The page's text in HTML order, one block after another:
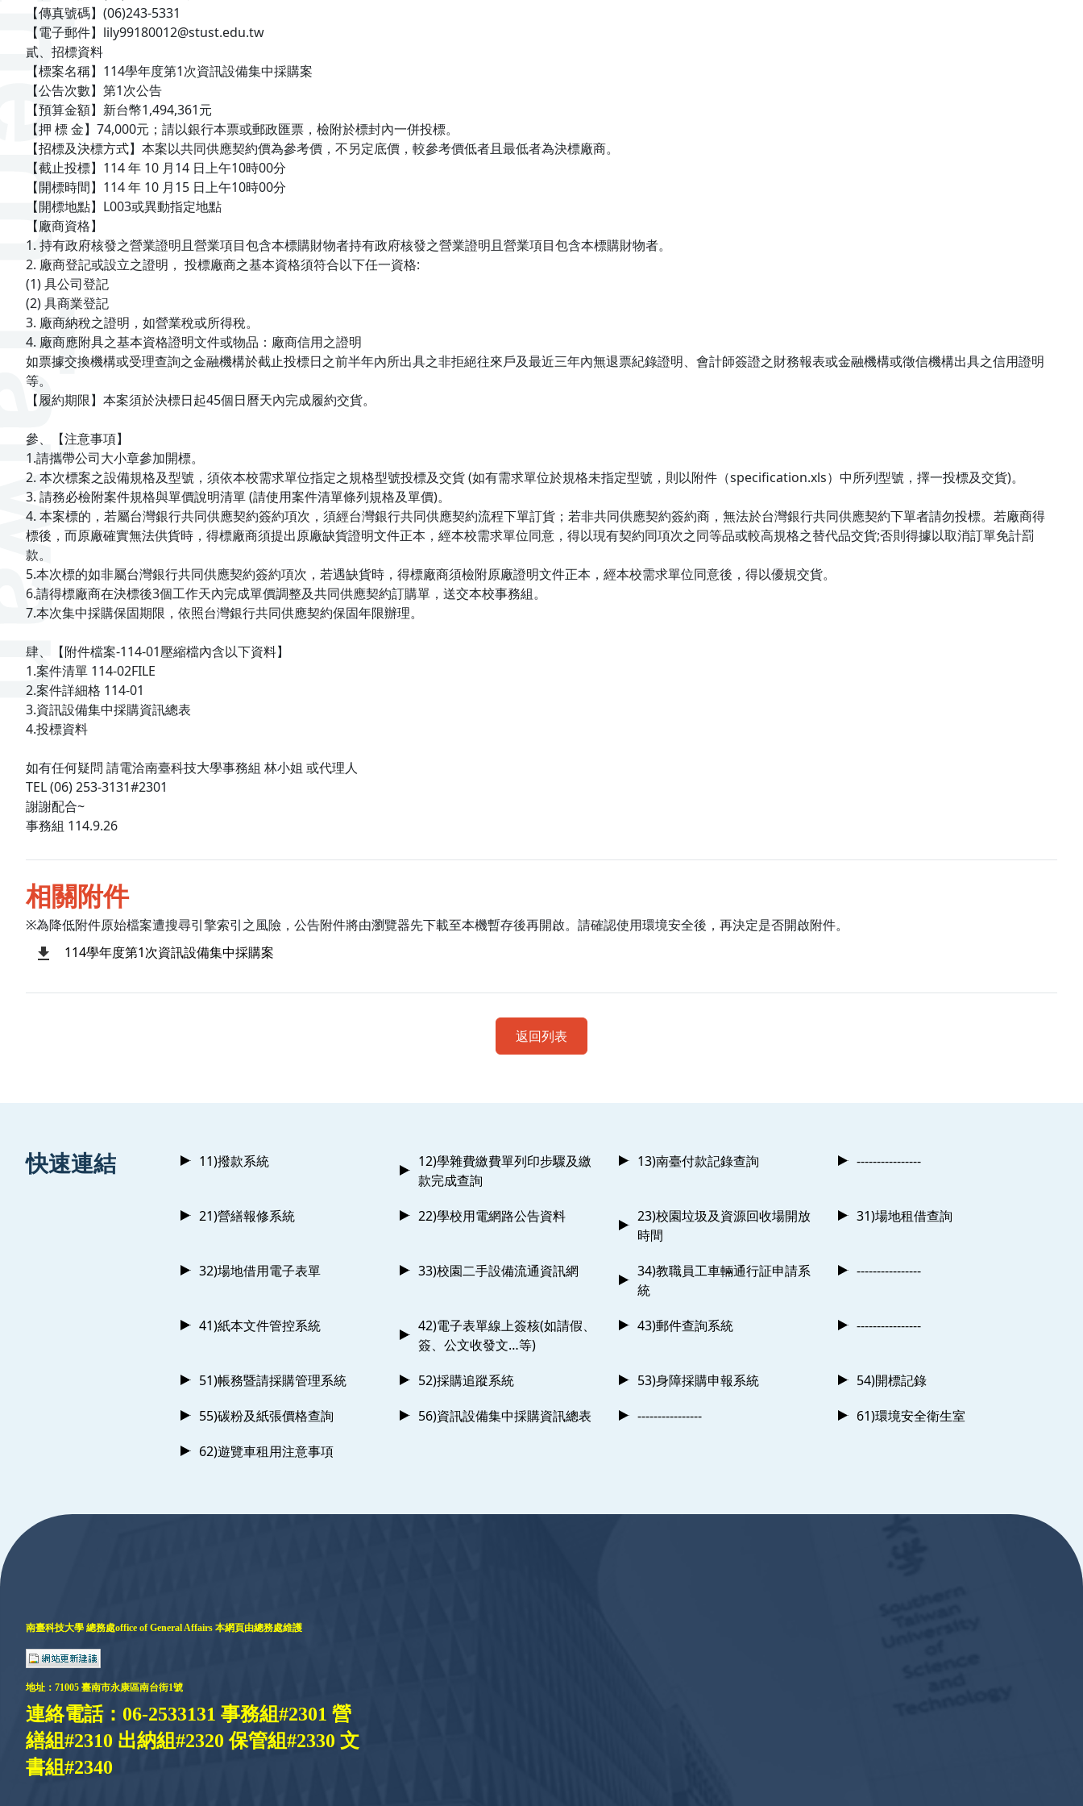
【傳真號碼】(06)243-5331
【電子郵件】lily99180012@stust.edu.tw
貳、招標資料
【標案名稱】114學年度第1次資訊設備集中採購案
【公告次數】第1次公告
【預算金額】新台幣1,494,361元
【押 標 金】74,000元；請以銀行本票或郵政匯票，檢附於標封內一併投標。
【招標及決標方式】本案以共同供應契約價為參考價，不另定底價，較參考價低者且最低者為決標廠商。
【截止投標】114 年 10 月14 日上午10時00分
【開標時間】114 年 10 月15 日上午10時00分
【開標地點】L003或異動指定地點
【廠商資格】
1. 持有政府核發之營業證明且營業項目包含本標購財物者持有政府核發之營業證明且營業項目包含本標購財物者。
2. 廠商登記或設立之證明， 投標廠商之基本資格須符合以下任一資格:
(1) 具公司登記
(2) 具商業登記
3. 廠商納稅之證明，如營業稅或所得稅。
4. 廠商應附具之基本資格證明文件或物品：廠商信用之證明
如票據交換機構或受理查詢之金融機構於截止投標日之前半年內所出具之非拒絕往來戶及最近三年內無退票紀錄證明、會計師簽證之財務報表或金融機構或徵信機構出具之信用證明
等。
【履約期限】本案須於決標日起45個日曆天內完成履約交貨。
參、【注意事項】
1.請攜帶公司大小章參加開標。
2. 本次標案之設備規格及型號，須依本校需求單位指定之規格型號投標及交貨 (如有需求單位於規格未指定型號，則以附件（specification.xls）中所列型號，擇一投標及交貨)。
3. 請務必檢附案件規格與單價說明清單 (請使用案件清單條列規格及單價)。
4. 本案標的，若屬台灣銀行共同供應契約簽約項次，須經台灣銀行共同供應契約流程下單訂貨；若非共同供應契約簽約商，無法於台灣銀行共同供應契約下單者請勿投標。若廠商得
標後，而原廠確實無法供貨時，得標廠商須提出原廠缺貨證明文件正本，經本校需求單位同意，得以現有契約同項次之同等品或較高規格之替代品交貨;否則得據以取消訂單免計罰
款。
5.本次標的如非屬台灣銀行共同供應契約簽約項次，若遇缺貨時，得標廠商須檢附原廠證明文件正本，經本校需求單位同意後，得以優規交貨。
6.請得標廠商在決標後3個工作天內完成單價調整及共同供應契約訂購單，送交本校事務組。
7.本次集中採購保固期限，依照台灣銀行共同供應契約保固年限辦理。
肆、【附件檔案-114-01壓縮檔內含以下資料】
1.案件清單 114-02FILE
2.案件詳細格 114-01
3.資訊設備集中採購資訊總表
4.投標資料
如有任何疑問 請電洽南臺科技大學事務組 林小姐 或代理人
TEL (06) 253-3131#2301
謝謝配合~
事務組 114.9.26
相關附件
※為降低附件原始檔案遭搜尋引擎索引之風險，公告附件將由瀏覽器先下載至本機暫存後再開啟。請確認使用環境安全後，再決定是否開啟附件。
114學年度第1次資訊設備集中採購案
返回列表
快速連結 11)撥款系統
12)學雜費繳費單列印步驟及繳
款完成查詢
13)南臺付款記錄查詢 ----------------
21)營繕報修系統 22)學校用電網路公告資料
23)校園垃圾及資源回收場開放
時間
31)場地租借查詢
32)場地借用電子表單 33)校園二手設備流通資訊網
34)教職員工車輛通行証申請系
統
----------------
41)紙本文件管控系統
42)電子表單線上簽核(如請假、
簽、公文收發文…等)
43)郵件查詢系統 ----------------
51)帳務暨請採購管理系統 52)採購追蹤系統 53)身障採購申報系統
54)開標記錄
55)碳粉及紙張價格查詢
56)資訊設備集中採購資訊總表 ----------------
61)環境安全衛生室
62)遊覽車租用注意事項
南臺科技大學 總務處office of General Affairs 本網頁由總務處維護
地址： 71005 臺南市永康區南台街1號
連絡電話：06-2533131 事務組#2301 營
繕組#2310 出納組#2320 保管組#2330 文
書組#2340